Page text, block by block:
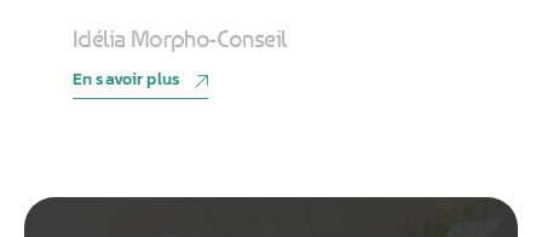
Idélia Morpho-Conseil
En savoir plus
Je suis Athobot, votre assistant digital.
Je vous oriente vers la meilleure solution pour votre projet.
Dites-moi votre objectif ou choisissez un raccourci ci-